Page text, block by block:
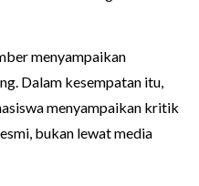
menyampaikan
Dalam kesempatan itu,
menyampaikan kritik
bukan lewat media